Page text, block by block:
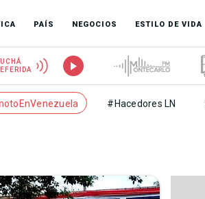
PAÍS NEGOCIOS ESTILO DE VIDA
#Hacedores LN